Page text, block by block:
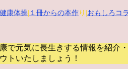
康体操 １冊からの本作 り| おもしろコ
元気に長生きする情報を紹介
トいたしましょう！